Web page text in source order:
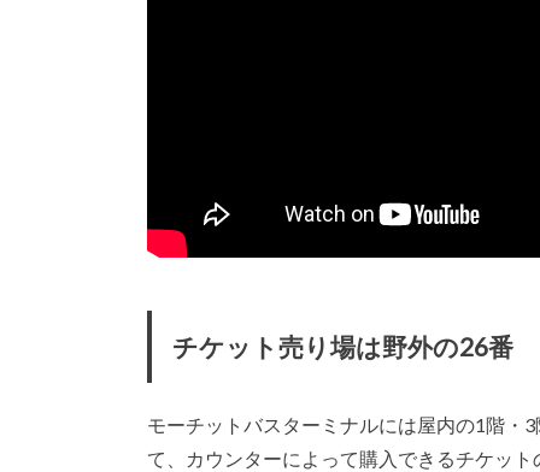
チケット売り場は野外の26番
モーチットバスターミナルには屋内の1階・
て、カウンターによって購入できるチケッ